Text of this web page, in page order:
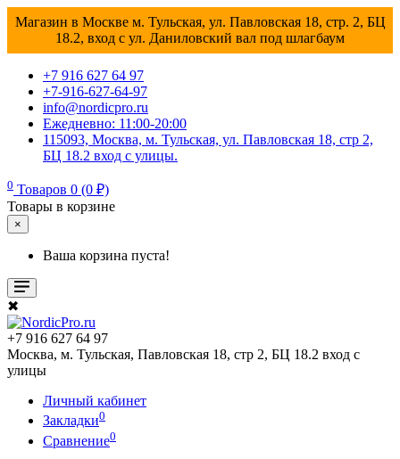
Магазин в Москве м. Тульская, ул. Павловская 18, стр. 2, БЦ
18.2, вход с ул. Даниловский вал под шлагбаум
+7 916 627 64 97
+7-916-627-64-97
info@nordicpro.ru
Ежедневно: 11:00-20:00
115093, Москва, м. Тульская, ул. Павловская 18, стр 2,
БЦ 18.2 вход с улицы.
0 Товаров 0 (0 ₽)
Товары в корзине
×
Ваша корзина пуста!
✖
+7 916 627 64 97
Москва, м. Тульская, Павловская 18, стр 2, БЦ 18.2 вход с
улицы
Личный кабинет
Закладки0
Сравнение0